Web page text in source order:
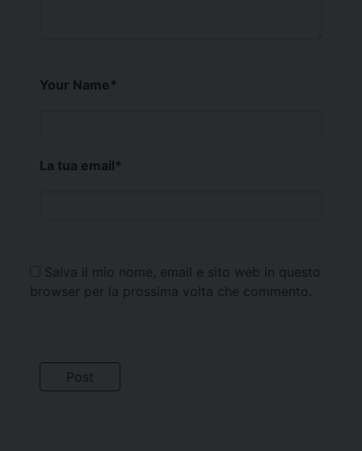
Your Name*
La tua email*
Salva il mio nome, email e sito web in questo
browser per la prossima volta che commento.